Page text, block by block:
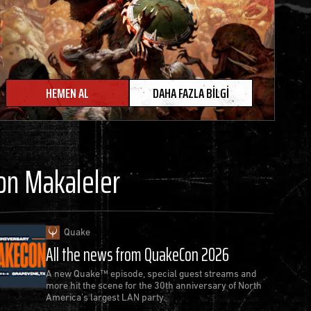
HEMEN AL DAHA FAZLA BILGI
Makaleler
Quake
All the news from QuakeCon 2026
A new Quake™ episode, special guest streams and
more hit the scene for the 30th anniversary of North
America’s largest LAN party.